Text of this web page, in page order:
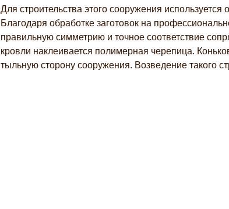
Для строительства этого сооружения
Благодаря обработке заготовок на
правильную симметрию и точное соответствие
кровли наклеивается полимерная черепица.
тыльную сторону сооружения. Возведение такого